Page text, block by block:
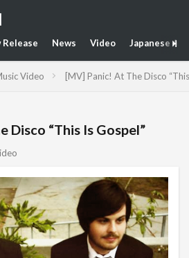
Release News Video Japanese
Video [MV] Panic! At The Disco
Disco “This Is Gospel”